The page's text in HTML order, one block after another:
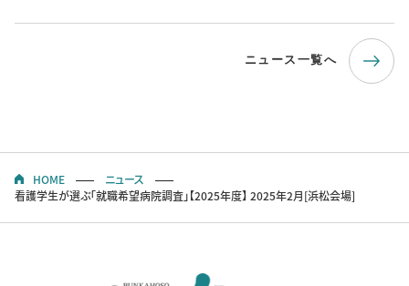
ニュース一覧へ
HOME
ニュース
看護学生が選ぶ「就職希望病院調査」【2025年度】 2025年2月[浜松会場]